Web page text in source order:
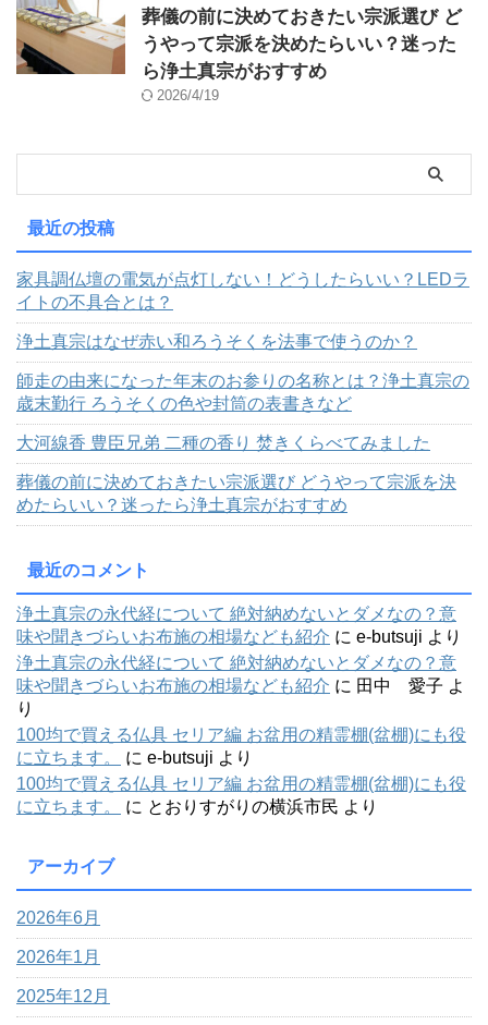
葬儀の前に決めておきたい宗派選び ど
うやって宗派を決めたらいい？迷った
ら浄土真宗がおすすめ
2026/4/19
最近の投稿
家具調仏壇の電気が点灯しない！どうしたらいい？LEDラ
イトの不具合とは？
浄土真宗はなぜ赤い和ろうそくを法事で使うのか？
師走の由来になった年末のお参りの名称とは？浄土真宗の
歳末勤行 ろうそくの色や封筒の表書きなど
大河線香 豊臣兄弟 二種の香り 焚きくらべてみました
葬儀の前に決めておきたい宗派選び どうやって宗派を決
めたらいい？迷ったら浄土真宗がおすすめ
最近のコメント
浄土真宗の永代経について 絶対納めないとダメなの？意
味や聞きづらいお布施の相場なども紹介 に e-butsuji より
浄土真宗の永代経について 絶対納めないとダメなの？意
味や聞きづらいお布施の相場なども紹介 に 田中 愛子 よ
り
100均で買える仏具 セリア編 お盆用の精霊棚(盆棚)にも役
に立ちます。
に e-butsuji より
100均で買える仏具 セリア編 お盆用の精霊棚(盆棚)にも役
に立ちます。
に とおりすがりの横浜市民 より
アーカイブ
2026年6月
2026年1月
2025年12月